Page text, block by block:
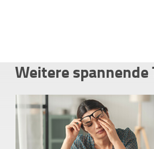
Weitere spannende